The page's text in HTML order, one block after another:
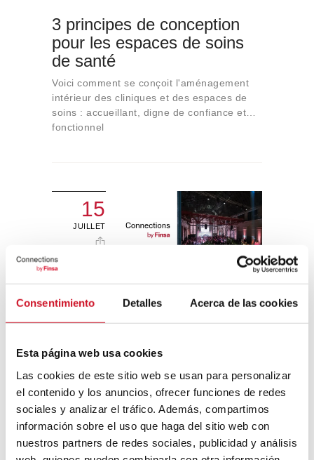
Consentimiento Detalles Acerca de las cookies
Esta página web usa cookies
Las cookies de este sitio web se usan para personalizar
el contenido y los anuncios, ofrecer funciones de redes
sociales y analizar el tráfico. Además, compartimos
información sobre el uso que haga del sitio web con
nuestros partners de redes sociales, publicidad y análisis
3 principes de conception
pour les espaces de soins
de santé
Voici comment se conçoit l'aménagement
intérieur des cliniques et des espaces de
soins : accueillant, digne de confiance et…
fonctionnel
15
JUILLET
Utopian Hours : 10 ans d’un
festival pour les espèces
Nous avons discuté avec le principal
instigateur du festival des villes, au sujet
des utopies, du changement et de la
conviction qu'un monde meilleur est
possible